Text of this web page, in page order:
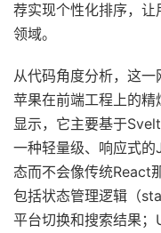
荐实现个性化排序，
领域。
从代码角度分析，这
苹果在前端工程上的
显示，它主要基于
一种轻量级、响应式
态而不会像传统React
包括状态管理逻辑（
平台切换和搜索结果